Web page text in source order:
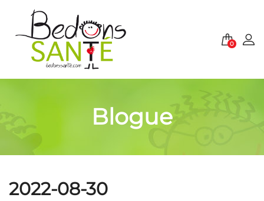
0
Blogue
2022-08-30